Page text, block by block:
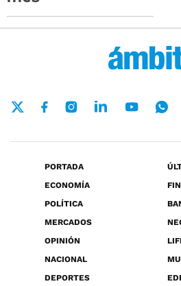
PORTADA
ECONOMÍA
POLÍTICA
MERCADOS
OPINIÓN
NACIONAL
DEPORTES